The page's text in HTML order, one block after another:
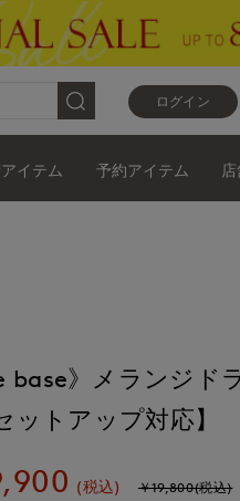
ログイン
イテム 予約アイテム
base》メランジド
ットアップ対応】
(税込) ￥19,800(税込)